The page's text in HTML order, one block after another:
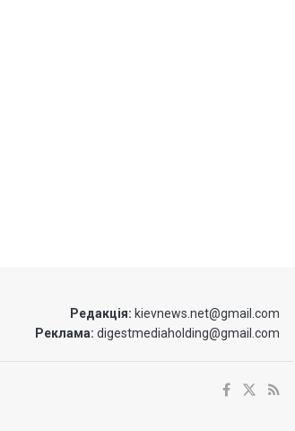
Редакція: kievnews.net@gmail.com
Реклама: digestmediaholding@gmail.com